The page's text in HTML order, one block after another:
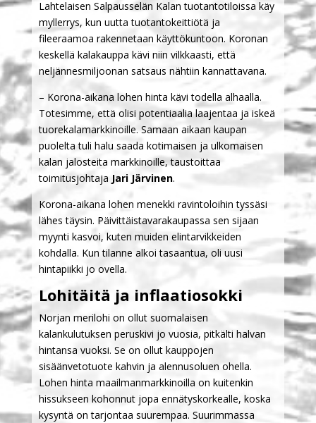
Lahtelaisen Salpausselän Kalan tuotantotiloissa käy
myllerrys, kun uutta tuotantokeittiötä ja
fileeraamoa rakennetaan käyttökuntoon. Koronan
keskellä kalakauppa kävi niin vilkkaasti, että
neljännesmiljoonan satsaus nähtiin kannattavana.
– Korona-aikana lohen hinta kävi todella alhaalla.
Totesimme, että olisi potentiaalia laajentaa ja iskeä
tuorekalamarkkinoille. Samaan aikaan kaupan
puolelta tuli halu saada kotimaisen ja ulkomaisen
kalan jalosteita markkinoille, taustoittaa
toimitusjohtaja Jari Järvinen.
Korona-aikana lohen menekki ravintoloihin tyssäsi
lähes täysin. Päivittäistavarakaupassa sen sijaan
myynti kasvoi, kuten muiden elintarvikkeiden
kohdalla. Kun tilanne alkoi tasaantua, oli uusi
hintapiikki jo ovella.
Lohitäitä ja inflaatiosokki
Norjan merilohi on ollut suomalaisen
kalankulutuksen peruskivi jo vuosia, pitkälti halvan
hintansa vuoksi. Se on ollut kauppojen
sisäänvetotuote kahvin ja alennusoluen ohella.
Lohen hinta maailmanmarkkinoilla on kuitenkin
hissukseen kohonnut jopa ennätyskorkealle, koska
kysyntä on tarjontaa suurempaa. Suurimmassa